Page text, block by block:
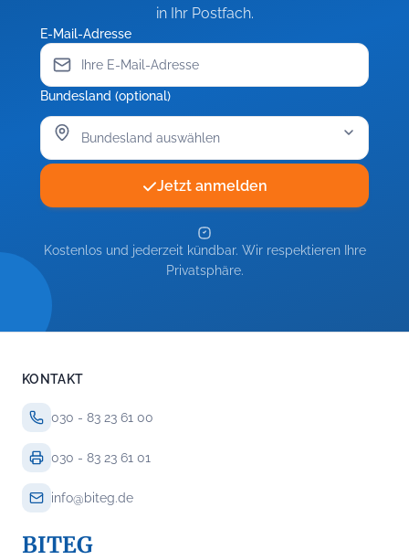
in Ihr Postfach.
E-Mail-Adresse
Bundesland (optional)
Jetzt anmelden
Kostenlos und jederzeit kündbar. Wir respektieren Ihre
Privatsphäre.
KONTAKT
030 - 83 23 61 00
030 - 83 23 61 01
info@biteg.de
BITEG